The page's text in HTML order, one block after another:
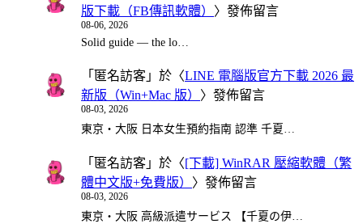
版下載（FB傳訊軟體）
〉發佈留言
08-06, 2026
Solid guide — the lo…
「 匿名訪客 」於〈LINE 電腦版官方下載 2026 最
新版（Win+Mac 版） 〉發佈留言
08-03, 2026
東京・大阪 日本女生預約指南 認準 千夏…
「 匿名訪客 」於〈[下載] WinRAR 壓縮軟體（繁
體中文版+免費版） 〉發佈留言
08-03, 2026
東京・大阪 高級派遣サービス 【千夏の伊…